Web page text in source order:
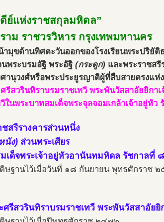
ดีย์แห่งราชสกุลมหิดล”
าม ราชวรวิหาร กรุงเทพมหานคร
มุขด้านทิศตะวันออกของโรงเรียนพระปริยัติ
พระบรมอัฐิ พระอัฐิ (กระดูก) และพระราชสรี
านุวงศ์หรือพระประยูรญาติผู้ที่สืบสายตรงแห่
รีสวรินทิราบรมราชเทวี พระพันวัสสาอัยยิกาเ
ในพระบาทสมเด็จพระจุลจอมเกล้าเจ้าอยู่หัว
ชสรีรางคารส่วนหนึ่ง
นัง) ส่วนพระเศียร
เด็จพระเจ้าอยู่หัวอานันทมหิดล รัชกาลที่ ๘
ษฐานไว้เมื่อวันที่ ๑๘ กันยายน พุทธศักราช
ศรีสวรินทิราบรมราชเทวี พระพันวัสสาอัยยิ